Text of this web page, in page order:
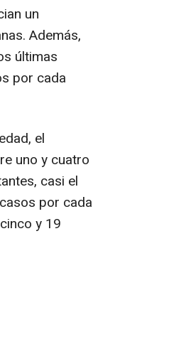
un
Además,
últimas
por cada
el
uno y cuatro
casi el
por cada
y 19